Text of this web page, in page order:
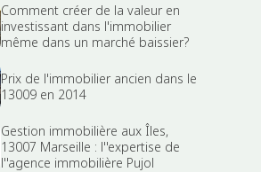
Comment créer de la valeur en
investissant dans l'immobilier
même dans un marché baissier?
Prix de l'immobilier ancien dans le
13009 en 2014
Gestion immobilière aux Îles,
13007 Marseille : l''expertise de
l''agence immobilière Pujol